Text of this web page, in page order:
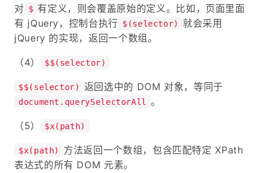
对 $ 有定义，则会覆盖原始的定义。比如，页面里面
有 jQuery，控制台执行 $(selector)
就会采用
jQuery 的实现，返回一个数组。
（4） $$(selector)
$$(selector) 返回选中的 DOM 对象，等同于
document.querySelectorAll 。
（5） $x(path)
$x(path)
方法返回一个数组，包含匹配特定 XPath
表达式的所有 DOM 元素。